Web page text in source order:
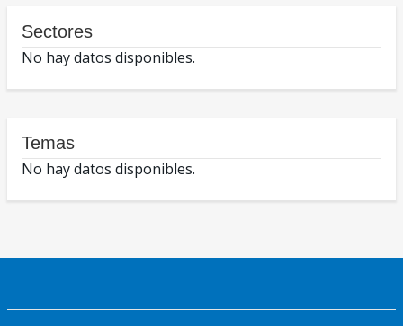
Sectores
No hay datos disponibles.
Temas
No hay datos disponibles.